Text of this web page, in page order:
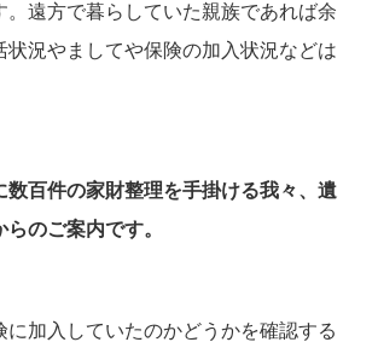
。遠方で暮らしていた親族であれば余
状況やましてや保険の加入状況などは
数百件の家財整理を手掛ける我々、遺
のご案内です。
に加入していたのかどうかを確認する